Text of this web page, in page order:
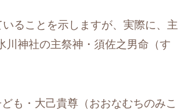
ることを示しますが、実際に、主
川神社の主祭神・須佐之男命（す
も・大己貴尊（おおなむちのみこ